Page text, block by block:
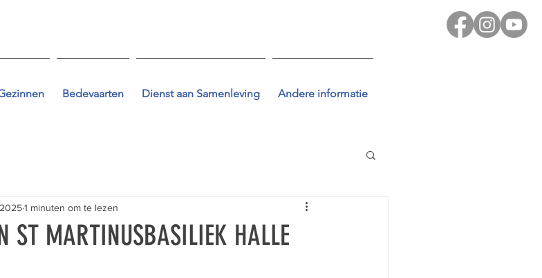
Bedevaarten Dienst aan Samenleving Andere informatie
ST MARTINUSBASILIEK HALLE
1 minuten om te lezen